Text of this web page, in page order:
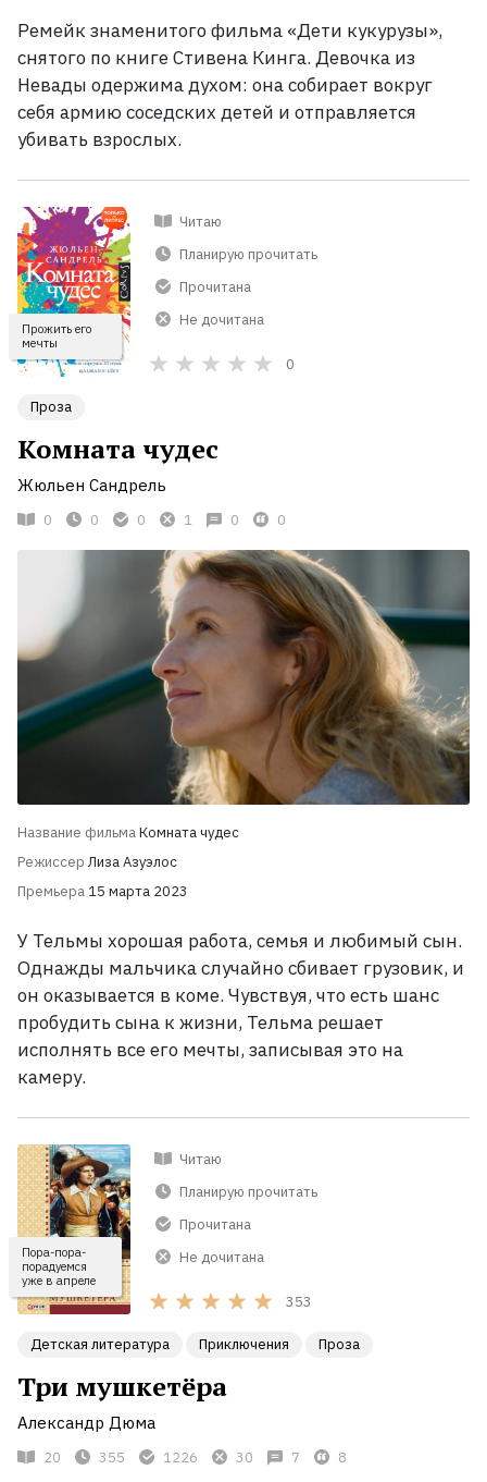
Ремейк знаменитого фильма «Дети кукурузы»,
снятого по книге Стивена Кинга. Девочка из
Невады одержима духом: она собирает вокруг
себя армию соседских детей и отправляется
убивать взрослых.
Прожить его
мечты
Читаю
Планирую прочитать
Прочитана
Не дочитана
0
Проза
Комната чудес
Жюльен Сандрель
0 0 0 1 0 0
Название фильмаКомната чудес
Режиссер Лиза Азуэлос
Премьера 15 марта 2023
У Тельмы хорошая работа, семья и любимый сын.
Однажды мальчика случайно сбивает грузовик, и
он оказывается в коме. Чувствуя, что есть шанс
пробудить сына к жизни, Тельма решает
исполнять все его мечты, записывая это на
камеру.
Пора-пора-
порадуемся
уже в апреле
Читаю
Планирую прочитать
Прочитана
Не дочитана
353
Детская литература Приключения Проза
Три мушкетёра
Александр Дюма
20 355 1226 30 7 8